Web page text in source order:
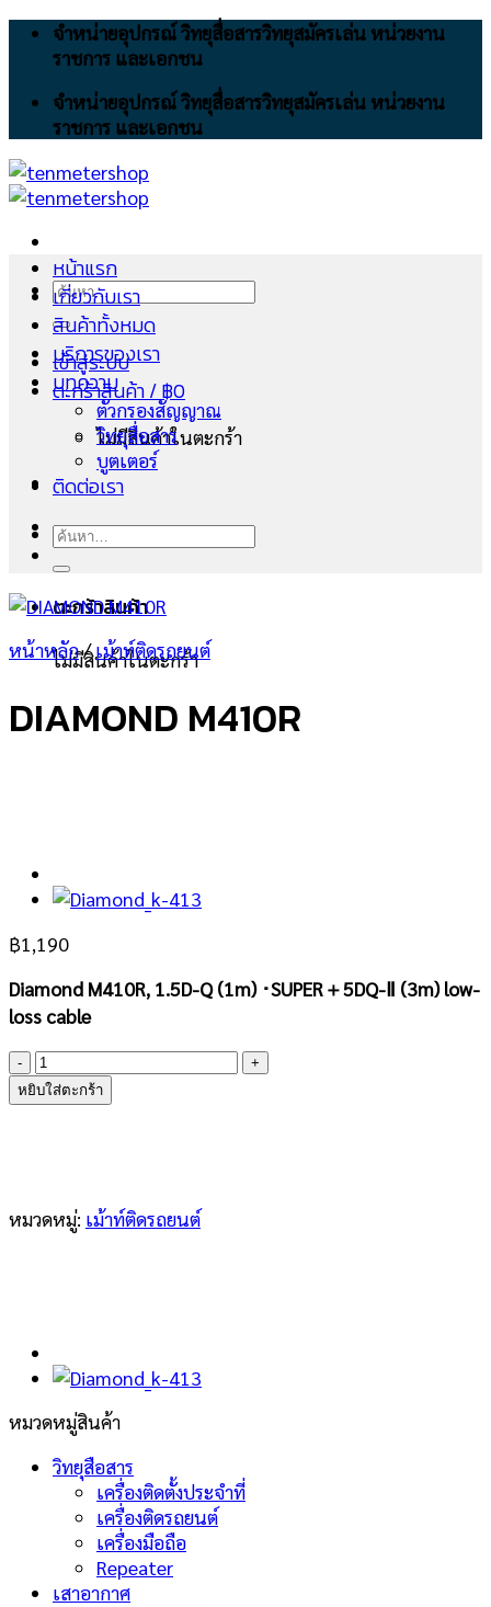
Skip
จำหน่ายอุปกรณ์ วิทยุสื่อสารวิทยุสมัครเล่น หน่วยงาน
ราชการ และเอกชน
จำหน่ายอุปกรณ์ วิทยุสื่อสารวิทยุสมัครเล่น หน่วยงาน
ราชการ และเอกชน
ค้นหา:
เข้าสู่ระบบ
ตะกร้าสินค้า /฿0
ไม่มีสินค้าในตะกร้า
ตะกร้าสินค้า
ไม่มีสินค้าในตะกร้า
หน้าแรก
เกี่ยวกับเรา
สินค้าทั้งหมด
บริการของเรา
บทความ
ตัวกรองสัญญาณ
วิทยุสื่อสาร
บูตเตอร์
ติดต่อเรา
ค้นหา:
หน้าหลัก/ เม้าท์ติดรถยนต์
DIAMOND M410R
฿1,190
Diamond M410R, 1.5D-Q (1m) ･SUPER＋5DQ-Ⅱ (3m) low-
loss cable
จำนวน
DIAMOND
M410R
หยิบใส่ตะกร้า
หมวดหมู่: เม้าท์ติดรถยนต์
หมวดหมู่สินค้า
วิทยุสือสาร
เครื่องติดตั้งประจำที่
เครื่องติดรถยนต์
เครื่องมือถือ
Repeater
เสาอากาศ